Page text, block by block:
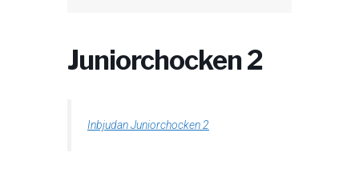
Juniorchocken 2
Inbjudan Juniorchocken 2